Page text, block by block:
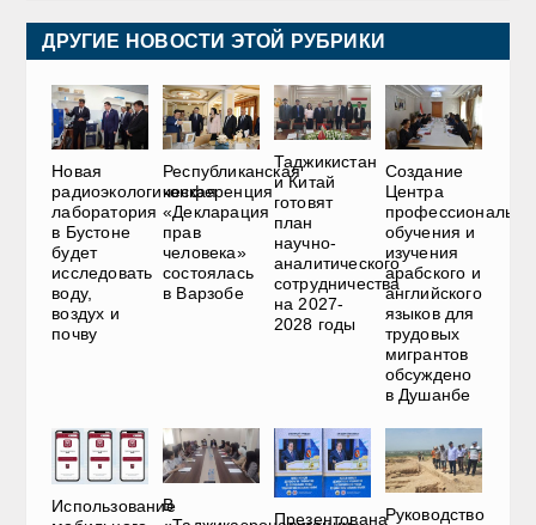
ДРУГИЕ НОВОСТИ ЭТОЙ РУБРИКИ
Новая
радиоэкологическая
лаборатория
в Бустоне
будет
исследовать
воду,
воздух и
почву
Республиканская
конференция
«Декларация
прав
человека»
состоялась
в Варзобе
Таджикистан
и Китай
готовят
план
научно-
аналитического
сотрудничества
на 2027-
2028 годы
Создание
Центра
обучения и
изучения
арабского и
английского
языков для
трудовых
мигрантов
обсуждено
в Душанбе
Использование
В
ПрезентованаРуководство